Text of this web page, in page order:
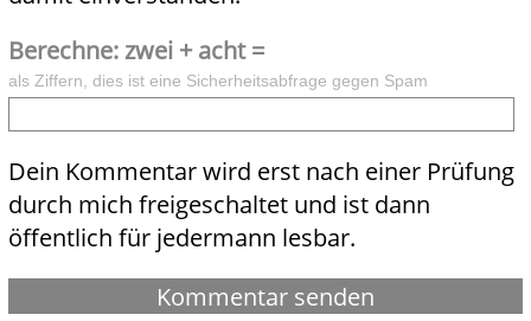
Berechne: zwei + acht =
als Ziffern, dies ist eine Sicherheitsabfrage gegen Spam
Dein Kommentar wird erst nach einer Prüfung
durch mich freigeschaltet und ist dann
öffentlich für jedermann lesbar.